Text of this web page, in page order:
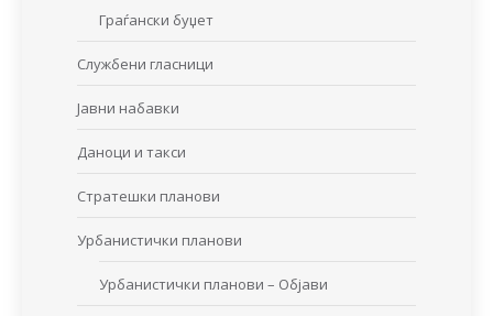
Граѓански буџет
Службени гласници
Јавни набавки
Даноци и такси
Стратешки планови
Урбанистички планови
Урбанистички планови – Објави